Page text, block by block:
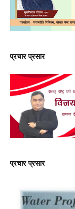
प्रचार प्रसार
प्रचार प्रसार